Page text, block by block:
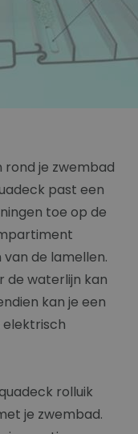
rond je zwembad
past een
toe op de
de lamellen.
de waterlijn kan
kan je een
elektrisch
rolluik
je zwembad.